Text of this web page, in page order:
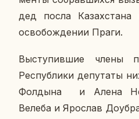
дед посла
осво­бож­де­нии Праги.
Вы­сту­пив­шие члены
Рес­пуб­ли­ки де­пу­та­ты
Фол­ды­на и Алена
Велеба и Яро­слав